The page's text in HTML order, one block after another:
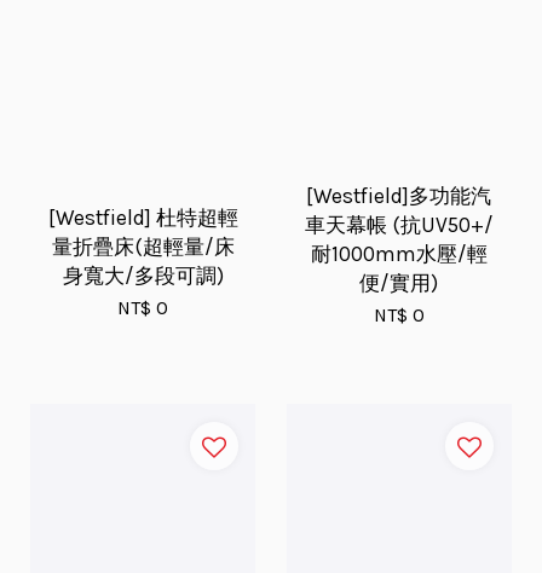
[Westfield] 杜特超輕
量折疊床(超輕量/床
身寬大/多段可調)
NT$ 0
[Westfield]多功能汽
車天幕帳 (抗UV50+/
耐1000mm水壓/輕
便/實用)
NT$ 0